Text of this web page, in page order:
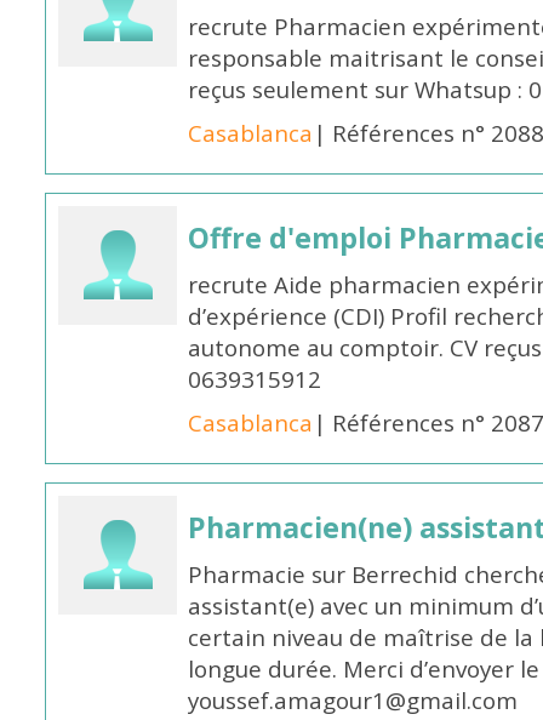
recrute Pharmacien
responsable maitrisant le
reçus seulement sur Whatsup :
Casablanca | Références n°
Offre d'emploi
recrute Aide pharmacien
d’expérience (CDI) Profil
autonome au comptoir. CV
0639315912
Casablanca | Références n°
Pharmacien(ne)
Pharmacie sur Berrechid
assistant(e) avec un minimum
certain niveau de maîtrise de
longue durée. Merci d’envoyer
youssef.amagour1@gmail.com